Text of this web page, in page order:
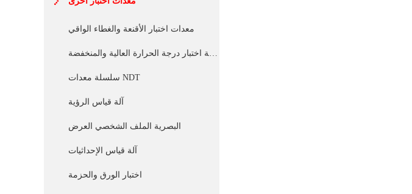
معدات اختبار الأقنعة والغطاء الواقي
غرفة اختبار درجة الحرارة العالية والمنخفضة
سلسلة معدات NDT
آلة قياس الرؤية
البصرية الملف الشخصي العرض
آلة قياس الإحداثيات
اختبار الورق والحزمة